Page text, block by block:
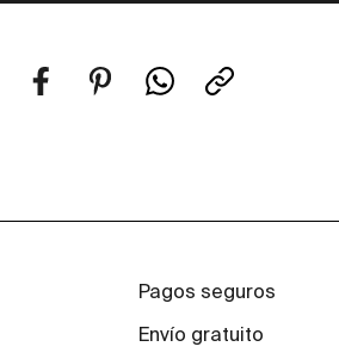
Pagos seguros
Envío gratuito